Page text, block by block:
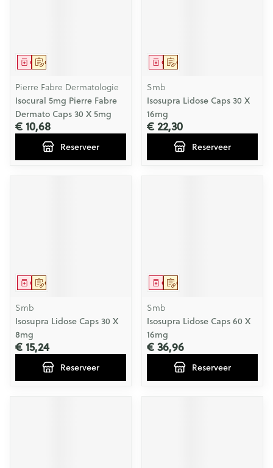
Op voorschrift
Geneesmiddel
Pierre Fabre Dermatologie
Isocural 5mg Pierre Fabre
Dermato Caps 30 X 5mg
€ 10,68
Reserveer
Op voorschrift
Geneesmiddel
Smb
Isosupra Lidose Caps 30 X
16mg
€ 22,30
Reserveer
Op voorschrift
Geneesmiddel
Smb
Isosupra Lidose Caps 30 X
8mg
€ 15,24
Reserveer
Op voorschrift
Geneesmiddel
Smb
Isosupra Lidose Caps 60 X
16mg
€ 36,96
Reserveer